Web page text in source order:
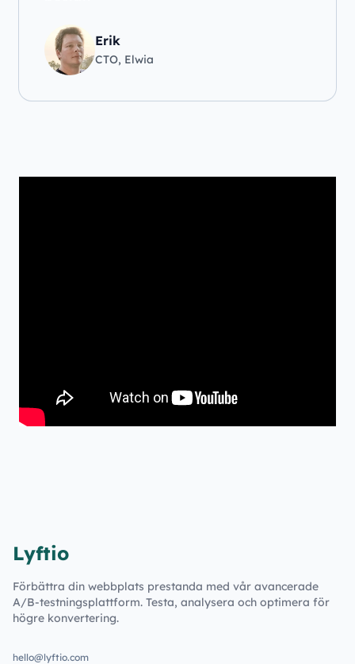
Erik
CTO, Elwia
Lyftio
Förbättra din webbplats prestanda med vår avancerade
A/B-testningsplattform. Testa, analysera och optimera för
högre konvertering.
hello@lyftio.com